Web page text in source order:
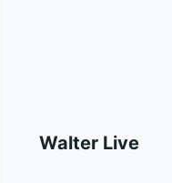
Walter Live